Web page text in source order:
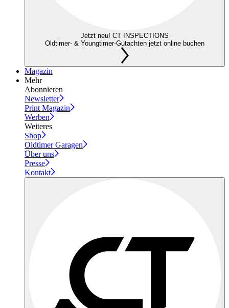
Jetzt neu! CT INSPECTIONS
Oldtimer- & Youngtimer-Gutachten jetzt online buchen
Magazin
Mehr
Abonnieren
Newsletter
Print Magazin
Werben
Weiteres
Shop
Oldtimer Garagen
Über uns
Presse
Kontakt